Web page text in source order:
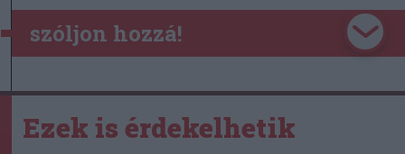
szóljon hozzá!
Ezek is érdekelhetik